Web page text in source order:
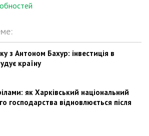
з Антоном Бахур: інвестиція в
країну
як Харківський національний
господарства відновлюється після